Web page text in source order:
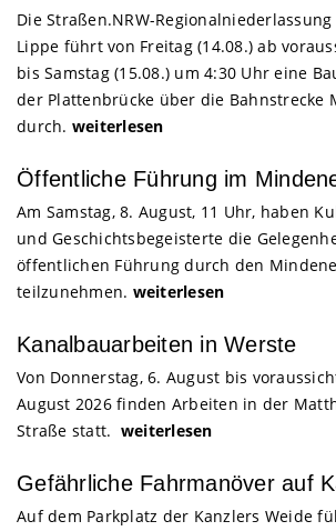
Die Straßen.NRW-
Lippe führt von Freitag (14.08.) ab
bis Samstag (15.08.) um 4:30 Uhr eine
der Plattenbrücke über die Bahnstrecke
durch. weiterlesen
Öffentliche Führung im
Am Samstag, 8. August, 11 Uhr, haben
und Geschichtsbegeisterte die
öffentlichen Führung durch den
teilzunehmen. weiterlesen
Kanalbauarbeiten in Werste
Von Donnerstag, 6. August bis
August 2026 finden Arbeiten in der
Straße statt. weiterlesen
Gefährliche Fahrmanöver auf
Auf dem Parkplatz der Kanzlers Weide